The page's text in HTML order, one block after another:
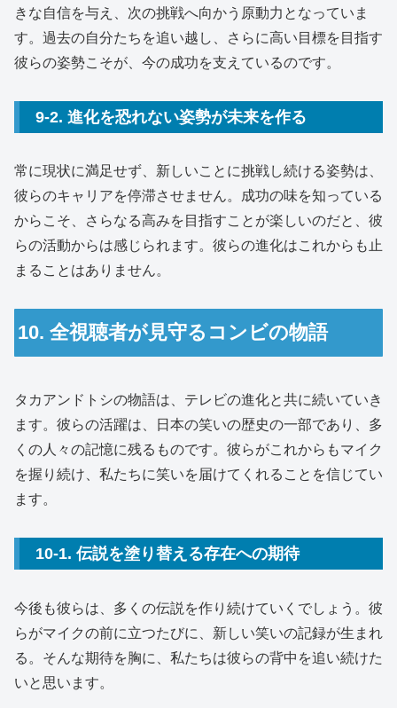
きな自信を与え、次の挑戦へ向かう原動力となっていま
す。過去の自分たちを追い越し、さらに高い目標を目指す
彼らの姿勢こそが、今の成功を支えているのです。
9-2. 進化を恐れない姿勢が未来を作る
常に現状に満足せず、新しいことに挑戦し続ける姿勢は、
彼らのキャリアを停滞させません。成功の味を知っている
からこそ、さらなる高みを目指すことが楽しいのだと、彼
らの活動からは感じられます。彼らの進化はこれからも止
まることはありません。
10. 全視聴者が見守るコンビの物語
タカアンドトシの物語は、テレビの進化と共に続いていき
ます。彼らの活躍は、日本の笑いの歴史の一部であり、多
くの人々の記憶に残るものです。彼らがこれからもマイク
を握り続け、私たちに笑いを届けてくれることを信じてい
ます。
10-1. 伝説を塗り替える存在への期待
今後も彼らは、多くの伝説を作り続けていくでしょう。彼
らがマイクの前に立つたびに、新しい笑いの記録が生まれ
る。そんな期待を胸に、私たちは彼らの背中を追い続けた
いと思います。